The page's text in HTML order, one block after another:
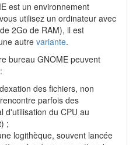
est un environnement
utilisez un ordinateur avec
2Go de RAM), il est
autre variante.
bureau GNOME peuvent
des fichiers, non
parfois des
d'utilisation du CPU au
;
logithèque, souvent lancée